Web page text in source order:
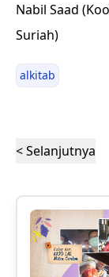
Nabil Saad
Suriah)
alkitab
< Selanjutnya